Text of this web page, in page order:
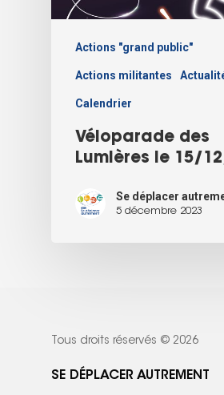
Actions "grand public"
Actions militantes
Calendrier
Véloparade des
Lumières le 15/
Se déplacer
5 décembre 2023
Tous droits réservés © 2026
SE DÉPLACER AUTREMENT